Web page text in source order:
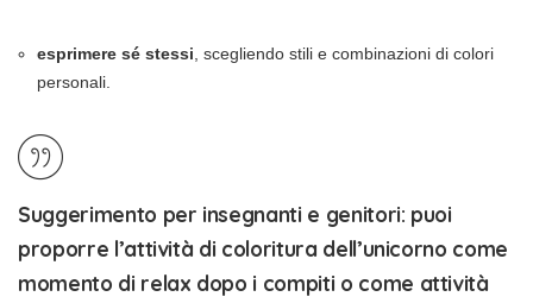
esprimere sé stessi , scegliendo stili e combinazioni di colori
personali.
Suggerimento per insegnanti e genitori: puoi
proporre l’attività di coloritura dell’unicorno come
momento di relax dopo i compiti o come attività